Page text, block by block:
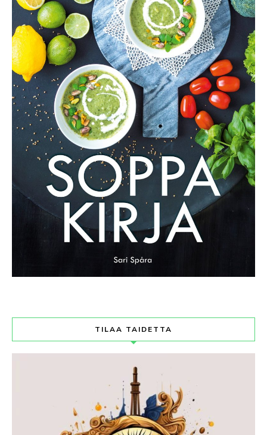
TILAA TAIDETTA